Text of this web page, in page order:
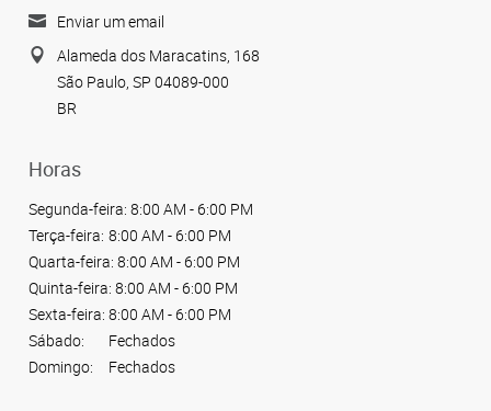
Enviar um email
Alameda dos Maracatins, 168
São Paulo, SP 04089-000
BR
Horas
Segunda-feira: 8:00 AM - 6:00 PM
Terça-feira: 8:00 AM - 6:00 PM
Quarta-feira: 8:00 AM - 6:00 PM
Quinta-feira: 8:00 AM - 6:00 PM
Sexta-feira: 8:00 AM - 6:00 PM
Sábado:
Fechados
Domingo:
Fechados